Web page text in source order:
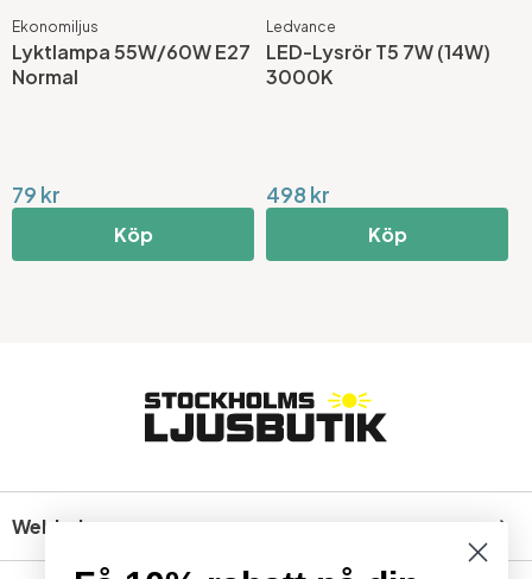
Ekonomiljus
Lyktlampa 55W/60W E27
Normal
79 kr
Köp
Ledvance
LED-Lysrör T5 7W (14W)
3000K
498 kr
Köp
Webbshop